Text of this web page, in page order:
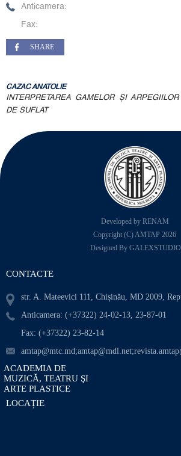
Anticamera:
Fax:
SHARE
CAZAC ANATOLIE
INTERPRETAREA GAMELOR ŞI
DE SUFLAT
Developed by RENAM
Copyright (C) AMTAP 2026
Designed By GALEXSTUDIO
CONTACTE
str. A. Mateevici 111, Chișinău, MD 2009,
Anticamera: (+37322) 24-02-13, 23-87-01
Fax: (+37322) 23-82-14
ACADEMIA DE
MUZICĂ, TEATRU ŞI
ARTE PLASTICE
LOCAȚIE